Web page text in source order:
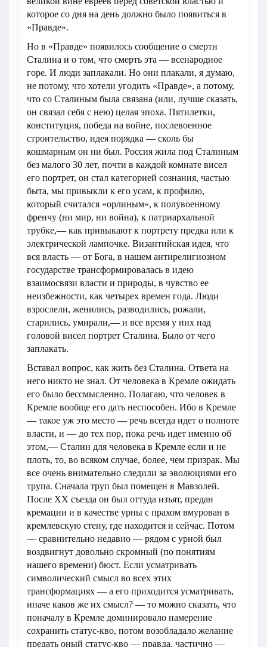
которое со дня на день должно было появиться в
«Правде».
Но в «Правде» появилось сообщение о смерти
Сталина и о том, что смерть эта — всенародное
горе. И люди заплакали. Но они плакали, я думаю,
не потому, что хотели угодить «Правде», а потому,
что со Сталиным была связана (или, лучше сказать,
он связал себя с нею) целая эпоха. Пятилетки,
конституция, победа на войне, послевоенное
строительство, идея порядка — сколь бы
кошмарным он ни был. Россия жила под Сталиным
без малого 30 лет, почти в каждой комнате висел
его портрет, он стал категорией сознания, частью
быта, мы привыкли к его усам, к профилю,
который считался «орлиным», к полувоенному
френчу (ни мир, ни война), к патриархальной
трубке,— как привыкают к портрету предка или к
электрической лампочке. Византийская идея, что
вся власть — от Бога, в нашем антирелигиозном
государстве трансформировалась в идею
взаимосвязи власти и природы, в чувство ее
неизбежности, как четырех времен года. Люди
взрослели, женились, разводились, рожали,
старились, умирали,— и все время у них над
головой висел портрет Сталина. Было от чего
заплакать.
Вставал вопрос, как жить без Сталина. Ответа на
него никто не знал. От человека в Кремле ожидать
его было бессмысленно. Полагаю, что человек в
Кремле вообще его дать неспособен. Ибо в Кремле
— такое уж это место — речь всегда идет о полноте
власти, и — до тех пор, пока речь идет именно об
этом,— Сталин для человека в Кремле если и не
плоть, то, во всяком случае, более, чем призрак. Мы
все очень внимательно следили за эволюциями его
трупа. Сначала труп был помещен в Мавзолей.
После XX съезда он был оттуда изъят, предан
кремации и в качестве урны с прахом вмурован в
кремлевскую стену, где находится и сейчас. Потом
— сравнительно недавно — рядом с урной был
воздвигнут довольно скромный (по понятиям
нашего времени) бюст. Если усматривать
символический смысл во всех этих
трансформациях — а его приходится усматривать,
иначе каков же их смысл? — то можно сказать, что
поначалу в Кремле доминировало намерение
сохранить статус-кво, потом возобладало желание
предать оный статус-кво — правда, частично —